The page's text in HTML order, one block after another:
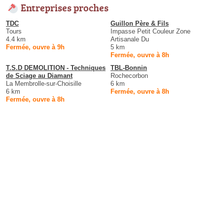
Entreprises proches
TDC
Tours
4.4 km
Fermée, ouvre à 9h
Guillon Père & Fils
Impasse Petit Couleur Zone
Artisanale Du
5 km
Fermée, ouvre à 8h
T.S.D DEMOLITION - Techniques
de Sciage au Diamant
La Membrolle-sur-Choisille
6 km
Fermée, ouvre à 8h
TBL-Bonnin
Rochecorbon
6 km
Fermée, ouvre à 8h